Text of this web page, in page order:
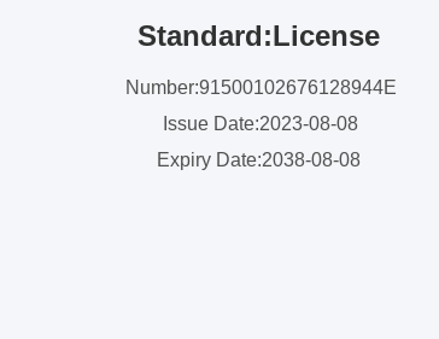
Standard:License
Number:91500102676128944E
Issue Date:2023-08-08
Expiry Date:2038-08-08